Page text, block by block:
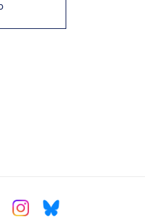
Instagram
Bluesky